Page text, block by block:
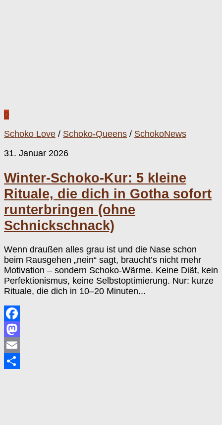
0
Schoko Love / Schoko-Queens / SchokoNews
31. Januar 2026
Winter-Schoko-Kur: 5 kleine
Rituale, die dich in Gotha sofort
runterbringen (ohne
Schnickschnack)
Wenn draußen alles grau ist und die Nase schon
beim Rausgehen „nein“ sagt, braucht’s nicht mehr
Motivation – sondern Schoko-Wärme. Keine Diät, kein
Perfektionismus, keine Selbstoptimierung. Nur: kurze
Rituale, die dich in 10–20 Minuten...
Facebook
Mastodon
Email